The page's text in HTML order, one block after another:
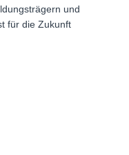
und
für die Zukunft